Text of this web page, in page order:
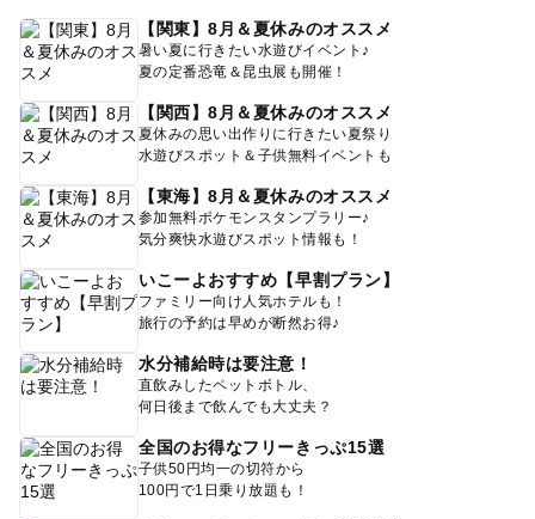
【関東】8月＆夏休みのオススメ
暑い夏に行きたい水遊びイベント♪
夏の定番恐竜＆昆虫展も開催！
【関西】8月＆夏休みのオススメ
夏休みの思い出作りに行きたい夏祭り
水遊びスポット＆子供無料イベントも
【東海】8月＆夏休みのオススメ
参加無料ポケモンスタンプラリー♪
気分爽快水遊びスポット情報も！
いこーよおすすめ【早割プラン】
ファミリー向け人気ホテルも！
旅行の予約は早めが断然お得♪
水分補給時は要注意！
直飲みしたペットボトル、
何日後まで飲んでも大丈夫？
全国のお得なフリーきっぷ15選
子供50円均一の切符から
100円で1日乗り放題も！